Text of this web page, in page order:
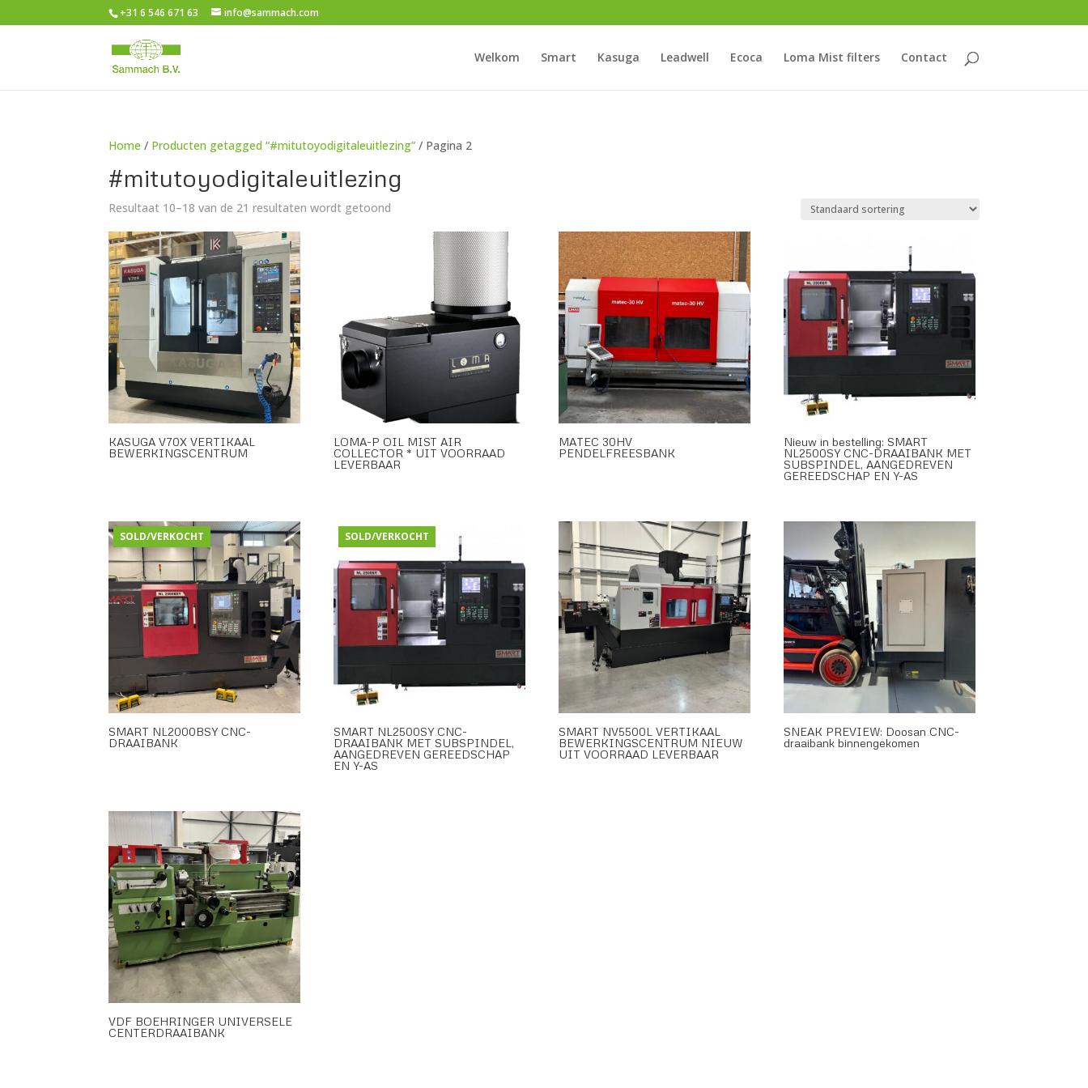
+31 6 546 671 63 info@sammach.com
Welkom Smart Kasuga Leadwell Ecoca Loma Mist filters Contact
Home / Producten getagged “#mitutoyodigitaleuitlezing” / Pagina 2
#mitutoyodigitaleuitlezing
Resultaat 10–18 van de 21 resultaten wordt getoond
KASUGA V70X VERTIKAAL
BEWERKINGSCENTRUM
LOMA-P OIL MIST AIR
COLLECTOR * UIT VOORRAAD
LEVERBAAR
MATEC 30HV
PENDELFREESBANK
Nieuw in bestelling: SMART
NL2500SY CNC-DRAAIBANK MET
SUBSPINDEL, AANGEDREVEN
GEREEDSCHAP EN Y-AS
SOLD/VERKOCHT
SMART NL2000BSY CNC-
DRAAIBANK
SOLD/VERKOCHT
SMART NL2500SY CNC-
DRAAIBANK MET SUBSPINDEL,
AANGEDREVEN GEREEDSCHAP
EN Y-AS
SMART NV5500L VERTIKAAL
BEWERKINGSCENTRUM NIEUW
UIT VOORRAAD LEVERBAAR
SNEAK PREVIEW: Doosan CNC-
draaibank binnengekomen
VDF BOEHRINGER UNIVERSELE
CENTERDRAAIBANK